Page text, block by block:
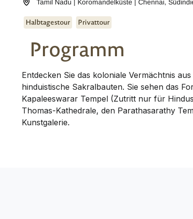
Tamil Nadu | Koromandelküste | Chennai,
Halbtagestour Privattour
Programm
Entdecken Sie das koloniale Vermächtnis
hinduistische Sakralbauten. Sie sehen das
Kapaleeswarar Tempel (Zutritt nur für
Thomas-Kathedrale, den Parathasarathy
Kunstgalerie.